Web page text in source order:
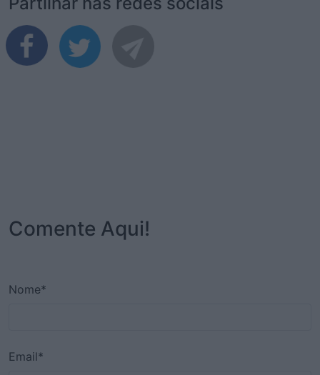
Comente Aqui!
Nome*
Email*